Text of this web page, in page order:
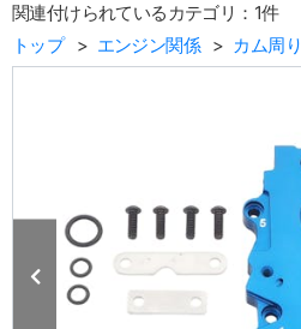
関連付けられているカテゴリ：1件
トップ
エンジン関係 カム周り